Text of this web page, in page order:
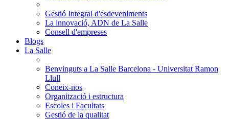
Gestió Integral d'esdeveniments
La innovació, ADN de La Salle
Consell d'empreses
Blogs
La Salle
Benvinguts a La Salle Barcelona - Universitat Ramon
Llull
Coneix-nos
Organització i estructura
Escoles i Facultats
Gestió de la qualitat